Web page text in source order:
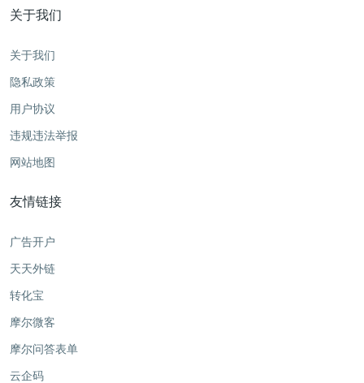
关于我们
关于我们
隐私政策
用户协议
违规违法举报
网站地图
友情链接
广告开户
天天外链
转化宝
摩尔微客
摩尔问答表单
云企码